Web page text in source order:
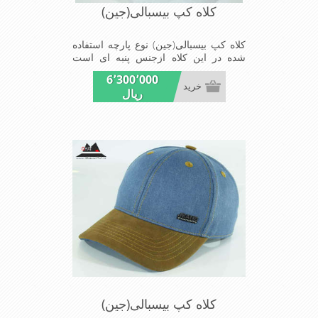
کلاه کپ بیسبالی(جین)
کلاه کپ بیسبالی(جین) نوع پارچه استفاده
شده در این کلاه ازجنس پنبه ای است
ونقاب که مناسب این شکل ازکلاه است
شیک و مناسب افراد خوش پوش جنس
عالی ,دوخت مناسب , سبکی, خوش فرمی
6٬300٬000
ریال
خرید
کلاه کپ بیسبالی(جین)